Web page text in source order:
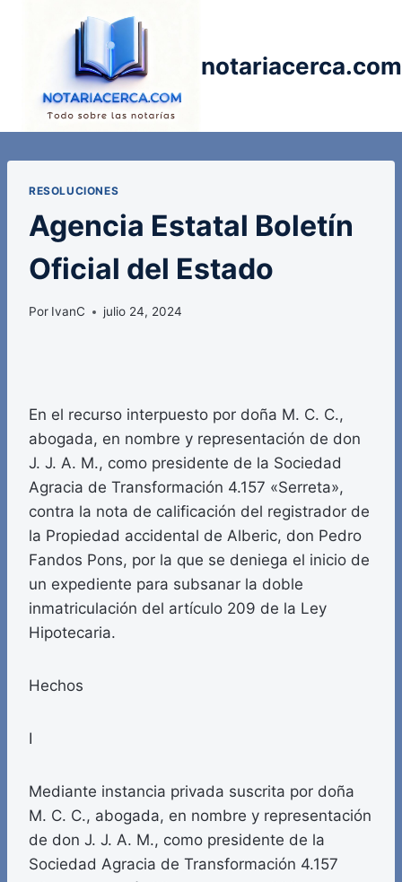
notariacerca.com
RESOLUCIONES
Agencia Estatal Boletín
Oficial del Estado
Por IvanC julio 24, 2024
En el recurso interpuesto por doña M. C. C.,
abogada, en nombre y representación de don
J. J. A. M., como presidente de la Sociedad
Agracia de Transformación 4.157 «Serreta»,
contra la nota de calificación del registrador de
la Propiedad accidental de Alberic, don Pedro
Fandos Pons, por la que se deniega el inicio de
un expediente para subsanar la doble
inmatriculación del artículo 209 de la Ley
Hipotecaria.
Hechos
I
Mediante instancia privada suscrita por doña
M. C. C., abogada, en nombre y representación
de don J. J. A. M., como presidente de la
Sociedad Agracia de Transformación 4.157